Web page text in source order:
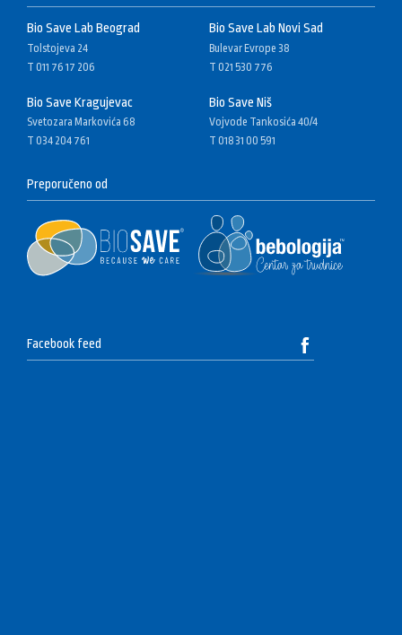
Bio Save Lab Beograd
Tolstojeva 24
T 011 76 17 206
Bio Save Lab Novi Sad
Bulevar Evrope 38
T 021 530 776
Bio Save Kragujevac
Svetozara Markovića 68
T 034 204 761
Bio Save Niš
Vojvode Tankosića 40/4
T 018 31 00 591
Preporučeno od
Facebook feed